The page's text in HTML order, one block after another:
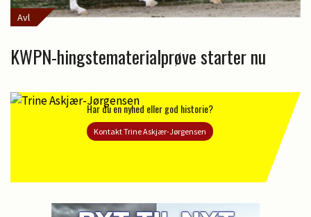
Avl
KWPN-hingstematerialprøve starter nu
Har du en nyhed eller god historie?
Kontakt Trine Askjær-Jørgensen